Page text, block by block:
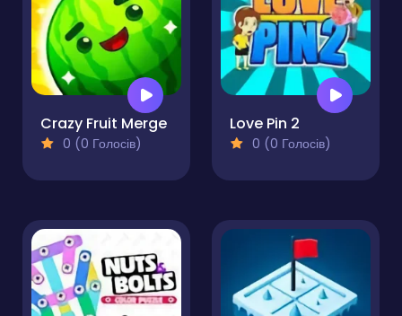
Crazy Fruit Merge
0 (0 Голосів)
Love Pin 2
0 (0 Голосів)